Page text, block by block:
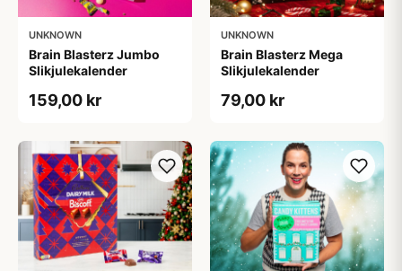
UNKNOWN
Brain Blasterz Jumbo
Slikjulekalender
159,00 kr
UNKNOWN
Brain Blasterz Mega
Slikjulekalender
79,00 kr